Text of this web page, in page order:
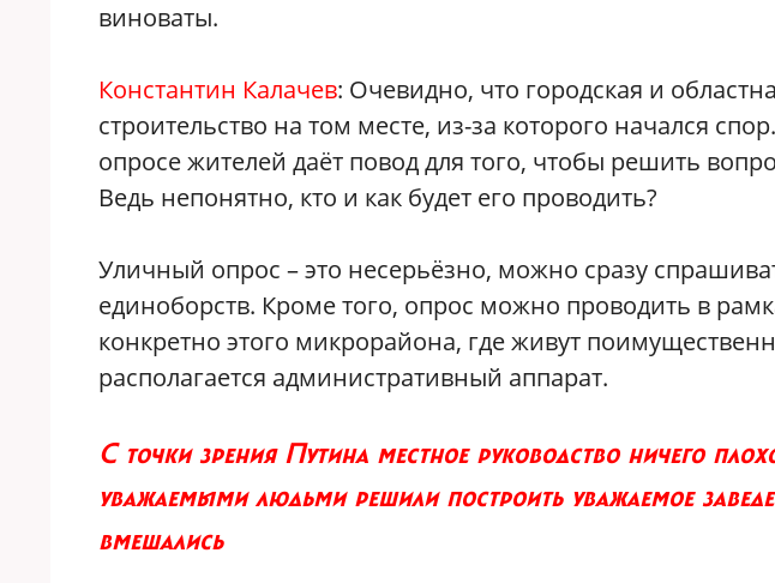
виноваты.
Константин Калачев: Очевидно, что городская и
строительство на том месте, из-за которого начался
опросе жителей даёт повод для того, чтобы решить
Ведь непонятно, кто и как будет его проводить?
Уличный опрос – это несерьёзно, можно сразу
единоборств. Кроме того, опрос можно проводить в
конкретно этого микрорайона, где живут
располагается административный аппарат.
С точки зрения Путина местное руководство ничего
уважаемыми людьми решили построить уважаемое
вмешались